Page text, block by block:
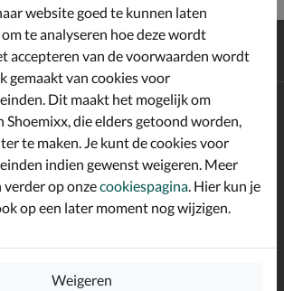
en retour*
Shoemixx nieuwsbrief en ontvang €10,-
website goed te kunnen laten
te analyseren hoe deze wordt
accepteren van de voorwaarden wordt
gemaakt van cookies voor
Dit maakt het mogelijk om
die elders getoond worden,
te maken. Je kunt de cookies voor
indien gewenst weigeren. Meer
verder op onzecookiespagina . Hier kun je
op een later moment nog wijzigen.
Weigeren